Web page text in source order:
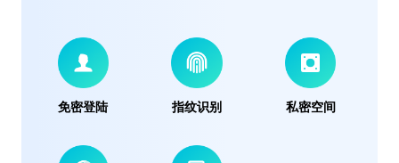
免密登陆 指纹识别 私密空间